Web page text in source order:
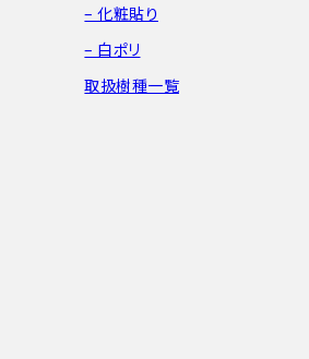
– 化粧貼り
– 白ポリ
取扱樹種一覧